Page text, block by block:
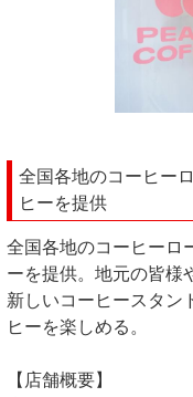
全国各地のコーヒー
ヒーを提供
全国各地のコーヒーロ
ーを提供。地元の皆様
新しいコーヒースタン
ヒーを楽しめる。
【店舗概要】